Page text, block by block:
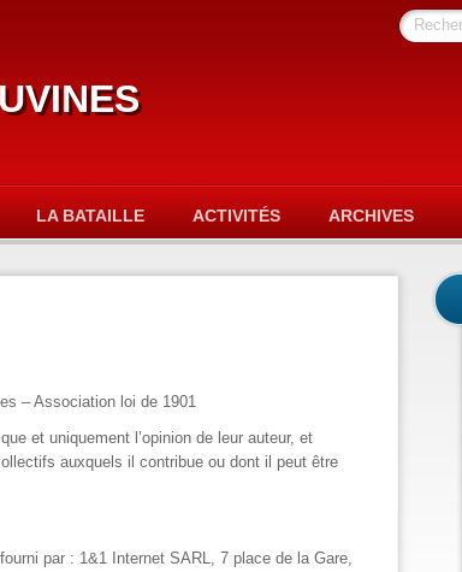
LA BATAILLE ACTIVITÉS ARCHIVES
– Association loi de 1901
et uniquement l’opinion de leur auteur, et
auxquels il contribue ou dont il peut être
par : 1&1 Internet SARL, 7 place de la Gare,